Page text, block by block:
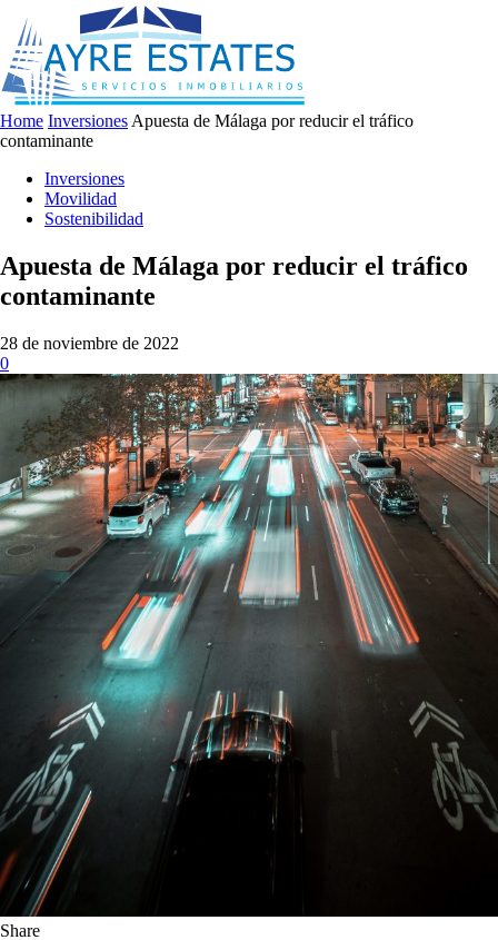
Home Inversiones Apuesta de Málaga por reducir el tráfico
contaminante
Inversiones
Movilidad
Sostenibilidad
Apuesta de Málaga por reducir el tráfico
contaminante
28 de noviembre de 2022
0
Share